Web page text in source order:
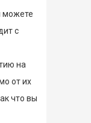
можете
с
на
от их
что вы